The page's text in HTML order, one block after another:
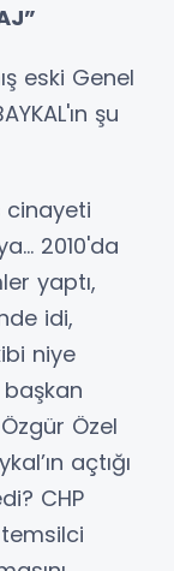
eski Genel
şu
cinayeti
2010'da
yaptı,
idi,
niye
Özel
açtığı
CHP